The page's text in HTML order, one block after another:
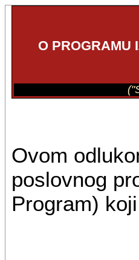
O PROGRAMU
Ovom
poslovnog
Program)